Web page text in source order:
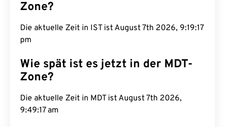
Zone?
Die aktuelle Zeit in IST ist August 7th 2026, 9:19:18
pm
Wie spät ist es jetzt in der MDT-
Zone?
Die aktuelle Zeit in MDT ist August 7th 2026,
9:49:18 am